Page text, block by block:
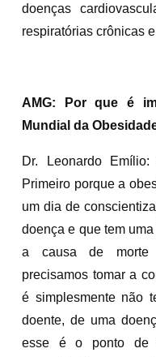
doenças
respiratórias crônicas
AMG: Por que é
Mundial da
Dr. Leonardo
Primeiro porque a
um dia de
doença e que tem
a causa de morte
precisamos tomar a
é simplesmente não
doente, de uma
esse é o ponto de